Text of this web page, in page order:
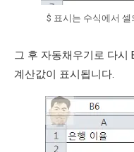
$ 표시는 수식에서 셀
그 후 자동채우기로 다시
계산값이 표시됩니다.